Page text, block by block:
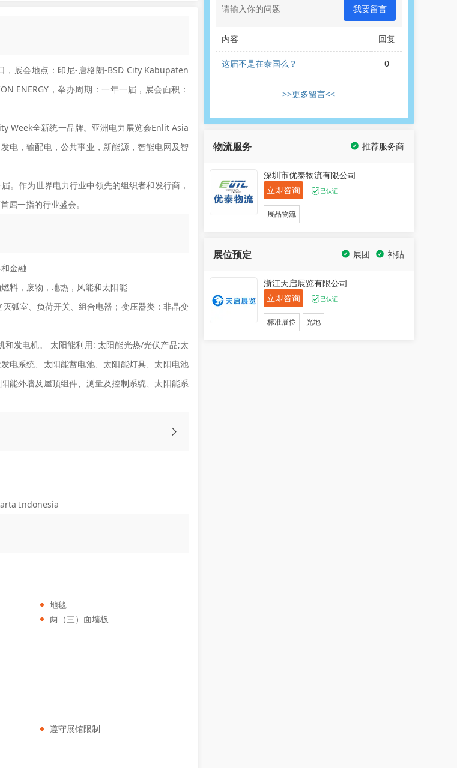
展会地点：印尼-唐格朗-BSD City Kabupaten
ENERGY，举办周期：一年一届，展会面积：
Week全新统一品牌。亚洲电力展览会Enlit Asia
电，输配电，公共事业，新能源，智能电网及智
作为世界电力行业中领先的组织者和发行商，
屈一指的行业盛会。
金融
料，废物，地热，风能和太阳能
弧室、负荷开关、组合电器；变压器类：非晶变
发电机。 太阳能利用: 太阳能光热/光伏产品;太
电系统、太阳能蓄电池、太阳能灯具、太阳电池
能外墙及屋顶组件、测量及控制系统、太阳能系
Indonesia
地毯
两（三）面墙板
遵守展馆限制
我要留言
内容 回复
这届不是在泰国么？ 0
>>更多留言<<
物流服务 推荐服务商
深圳市优泰物流有限公司
立即咨询
已认证
展品物流
展位预定 补贴
展团
浙江天启展览有限公司
立即咨询
已认证
标准展位 光地